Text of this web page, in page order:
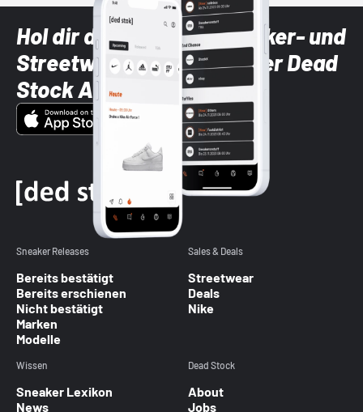
Hol dir die neuesten Sneaker- und
Streetwear-Brands mit der Dead
Stock App
Sneaker Releases
Bereits bestätigt
Bereits erschienen
Nicht bestätigt
Marken
Modelle
Sales & Deals
Streetwear
Deals
Nike
Wissen
Sneaker Lexikon
News
Dead Stock
About
Jobs